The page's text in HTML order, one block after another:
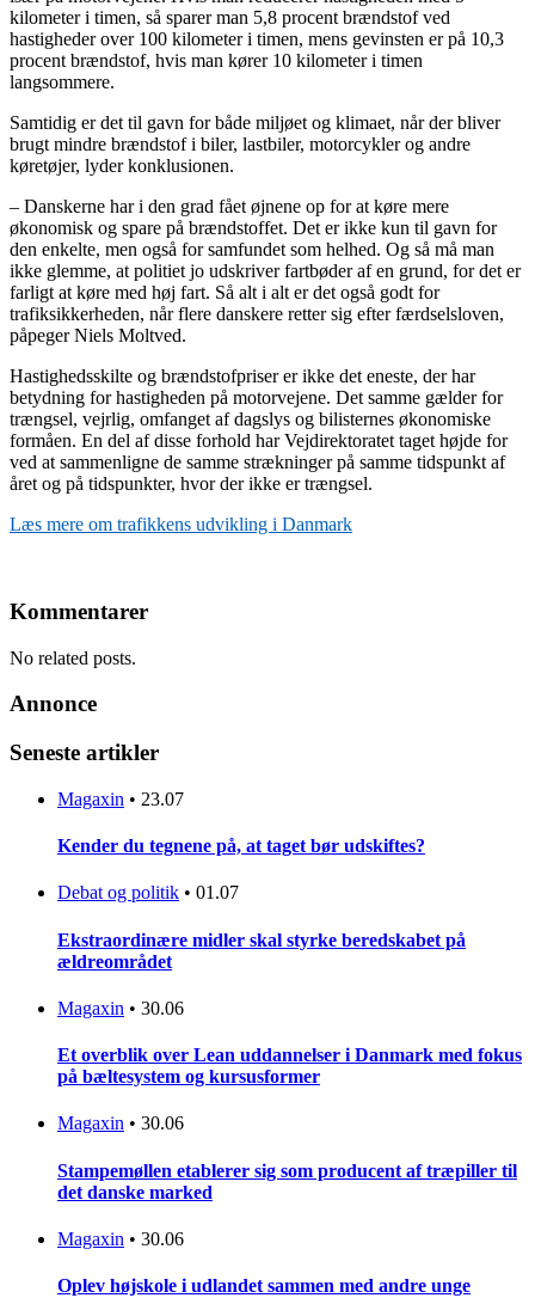
kilometer i timen, så sparer man 5,8 procent brændstof ved
hastigheder over 100 kilometer i timen, mens gevinsten er på 10,3
procent brændstof, hvis man kører 10 kilometer i timen
langsommere.
Samtidig er det til gavn for både miljøet og klimaet, når der bliver
brugt mindre brændstof i biler, lastbiler, motorcykler og andre
køretøjer, lyder konklusionen.
– Danskerne har i den grad fået øjnene op for at køre mere
økonomisk og spare på brændstoffet. Det er ikke kun til gavn for
den enkelte, men også for samfundet som helhed. Og så må man
ikke glemme, at politiet jo udskriver fartbøder af en grund, for det er
farligt at køre med høj fart. Så alt i alt er det også godt for
trafiksikkerheden, når flere danskere retter sig efter færdselsloven,
påpeger Niels Moltved.
Hastighedsskilte og brændstofpriser er ikke det eneste, der har
betydning for hastigheden på motorvejene. Det samme gælder for
trængsel, vejrlig, omfanget af dagslys og bilisternes økonomiske
formåen. En del af disse forhold har Vejdirektoratet taget højde for
ved at sammenligne de samme strækninger på samme tidspunkt af
året og på tidspunkter, hvor der ikke er trængsel.
Læs mere om trafikkens udvikling i Danmark
Kommentarer
No related posts.
Annonce
Seneste artikler
Magaxin • 23.07
Kender du tegnene på, at taget bør udskiftes?
Debat og politik • 01.07
Ekstraordinære midler skal styrke beredskabet på
ældreområdet
Magaxin • 30.06
Et overblik over Lean uddannelser i Danmark med fokus
på bæltesystem og kursusformer
Magaxin • 30.06
Stampemøllen etablerer sig som producent af træpiller til
det danske marked
Magaxin • 30.06
Oplev højskole i udlandet sammen med andre unge